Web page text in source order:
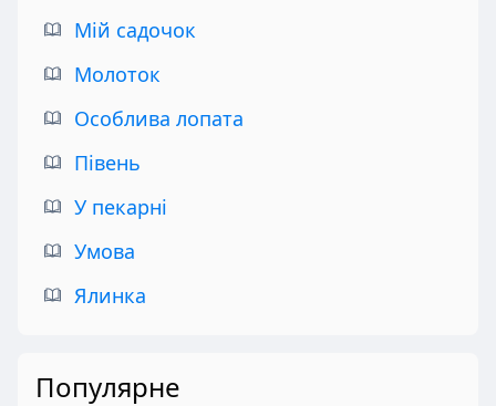
Мій садочок
Молоток
Особлива лопата
Півень
У пекарні
Умова
Ялинка
Популярне